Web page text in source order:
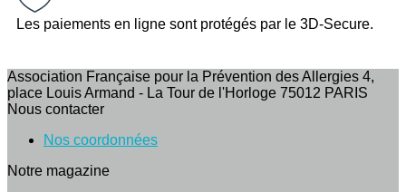
Les paiements en ligne sont protégés par le 3D-Secure.
Association Française pour la Prévention des Allergies 4,
place Louis Armand - La Tour de l'Horloge 75012 PARIS
Nous contacter
Nos coordonnées
Notre magazine